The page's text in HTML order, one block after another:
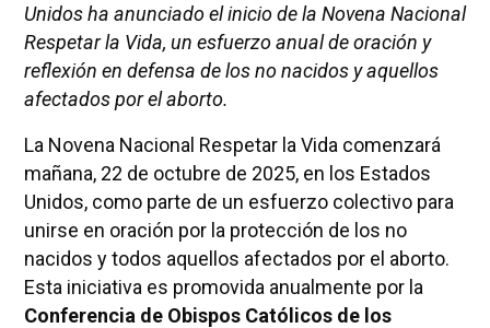
Unidos ha anunciado el inicio de la Novena Nacional
Respetar la Vida, un esfuerzo anual de oración y
reflexión en defensa de los no nacidos y aquellos
afectados por el aborto.
La Novena Nacional Respetar la Vida comenzará
mañana, 22 de octubre de 2025, en los Estados
Unidos, como parte de un esfuerzo colectivo para
unirse en oración por la protección de los no
nacidos y todos aquellos afectados por el aborto.
Esta iniciativa es promovida anualmente por la
Conferencia de Obispos Católicos de los